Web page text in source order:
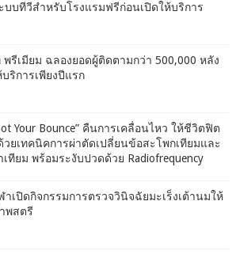
บบทีวีสำหรับโรงแรมฟรีก่อนเปิดให้บริการ
รีเมียม ฉลองยอดผู้ติดตามกว่า 500,000 หลัง
บริการเพียงปีแรก
Your Bounce” คืนการเคลื่อนไหว ให้ชีวิตฟิต
วยเทคนิคการผ่าตัดเปลี่ยนข้อสะโพกเทียมและ
เทียม พร้อมระงับปวดด้วย Radiofrequency
าเปิดกิจกรรมการตรวจวินิจฉัยมะเร็งเต้านมให้
พสตรี